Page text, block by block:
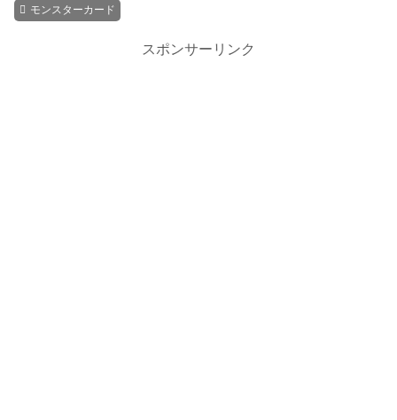
モンスターカード
スポンサーリンク